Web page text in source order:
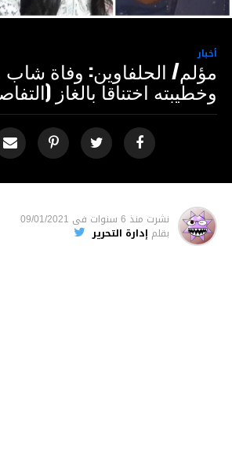
أخبار
مؤلم/ الحلفاوين: وفاة شاب
وخطيبته اختناقا بالغاز
نشرت منذ 6 سنوات فى 09/01/2021
بقلم إدارة التحرير